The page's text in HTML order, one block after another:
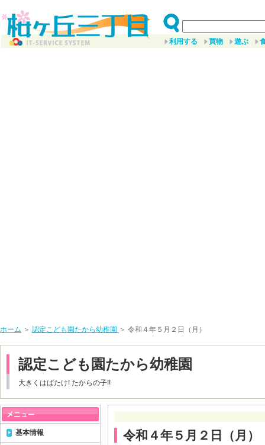
利用する 買物 遊ぶ
ホーム ＞ 認定こども園たから幼稚園 ＞ 令和４年５月２日（月）
認定こども園たから幼稚園
大きくはばたけ! たからの子!!
令和４年５月２日（月）
基本情報